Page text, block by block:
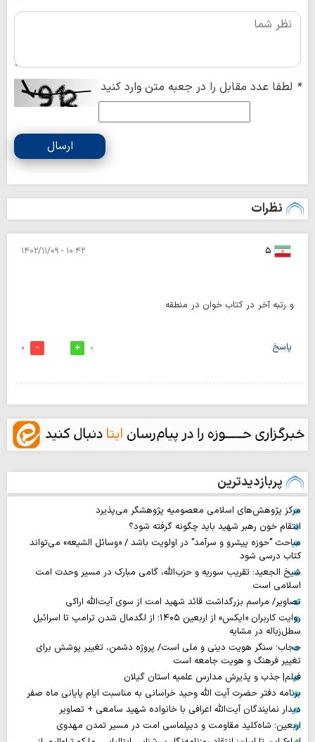
* لطفا عدد مقابل را در جعبه متن وارد کنید
ارسال
نظرات
۵ ۱۰:۴۲ - ۱۴۰۲/۱۱/۰۹
و رتبه آخر در کتاب خوان در منطقه
پاسخ 0
0
پربازدیدترین
مرکز پژوهش‌های اسلامی معصومیه پژوهشگر می‌پذیرد
انتقام خون رهبر شهید باید چگونه گرفته شود؟
مباحث "حوزه پیشرو و سرآمد" در اولویت باشد / «وسائل الشیعه» می‌تواند
کتاب درسی شود
شیخ الجعید: تقریب سوریه و حزب‌الله، گامی مبارک در مسیر وحدت امت
اسلامی است
تصاویر/ مراسم بزرگداشت قائد شهید امت از سوی آیت‌الله اراکی
روایت‌ کاربران «ایکس» از اربعین ۱۴۰۵؛ از لگدمال شدن ترامپ تا اسرائیل
سطل‌زباله‌ در مشایه
حجاب؛ سنگر هویت دینی و ملی است/ پروژه دشمن، تغییر پوشش برای
تغییر فرهنگ و هویت جامعه است
فیلم| جذب و پذیرش مدارس علمیه استان گیلان
برنامه دفتر حضرت آیت الله وحید خراسانی به مناسبت ایام پایانی ماه صفر
دیدار نمایندگان آیت‌الله اعرافی با خانواده شهید سامعی + تصاویر
اربعین؛ شاه‌کلید مقاومت و دیپلماسی امت در مسیر تمدن مهدوی